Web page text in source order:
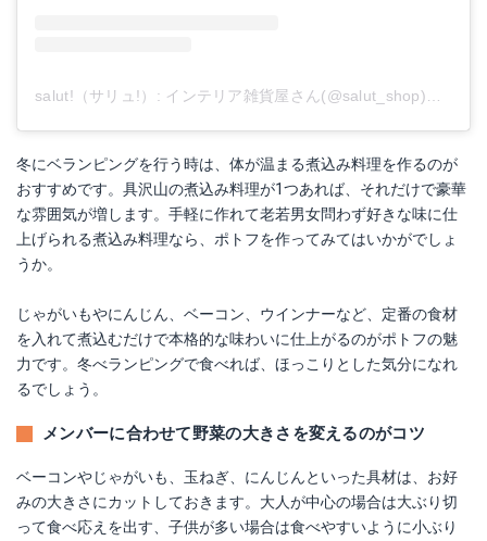
冬にベランピングを行う時は、体が温まる煮込み料理を作るのが
おすすめです。具沢山の煮込み料理が1つあれば、それだけで豪華
な雰囲気が増します。手軽に作れて老若男女問わず好きな味に仕
上げられる煮込み料理なら、ポトフを作ってみてはいかがでしょ
うか。
じゃがいもやにんじん、ベーコン、ウインナーなど、定番の食材
を入れて煮込むだけで本格的な味わいに仕上がるのがポトフの魅
力です。冬べランピングで食べれば、ほっこりとした気分になれ
るでしょう。
メンバーに合わせて野菜の大きさを変えるのがコツ
ベーコンやじゃがいも、玉ねぎ、にんじんといった具材は、お好
みの大きさにカットしておきます。大人が中心の場合は大ぶり切
って食べ応えを出す、子供が多い場合は食べやすいように小ぶり